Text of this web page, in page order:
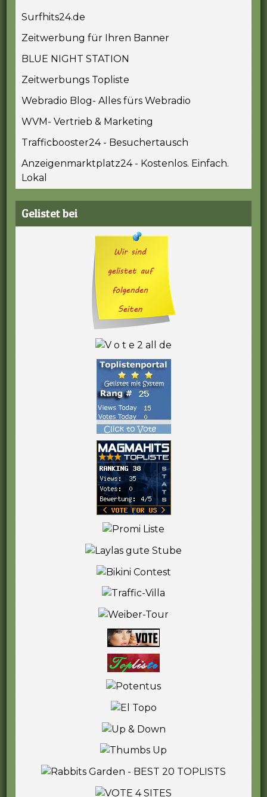
Surfhits24.de
Zeitwerbung für Ihren Banner
BLUE NIGHT STATION
Zeitwerbungs Topliste
Webradio Blog- Alles fürs Webradio
WVM- Vertrieb & Marketing
Trafficbooster24 - Besuchertausch
Anzeigenmarktplatz24 - Kostenlos. Einfach.
Lokal
Gelistet bei